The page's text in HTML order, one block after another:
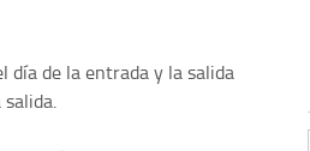
día de la entrada y la salida